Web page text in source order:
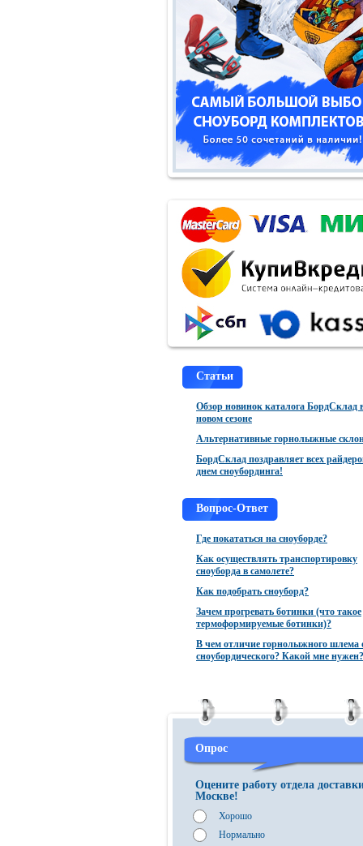
Статьи
Обзор новинок каталога БордСклад
новом сезоне
Альтернативные горнолыжные
БордСклад поздравляет всех
днем сноубординга!
Вопрос-Ответ
Где покататься на сноуборде?
Как осуществлять транспортировку
сноуборда в самолете?
Как подобрать сноуборд?
Зачем прогревать ботинки (что такое
термоформируемые ботинки)?
В чем отличие горнолыжного шлема
сноубордического? Какой мне нужен?
Опрос
Оцените работу отдела
Москве!
Хорошо
Нормально